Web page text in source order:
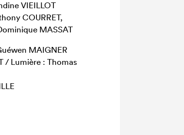
VIEILLOT
COURRET,
MASSAT
MAIGNER
/ Lumière : Thomas